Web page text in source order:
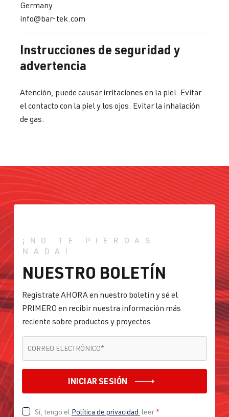
Germany
info@bar-tek.com
Instrucciones de seguridad y
advertencia
Atención, puede causar irritaciones en la piel. Evitar
el contacto con la piel y los ojos. Evitar la inhalación
de gas.
¡NO TE PIERDAS
NADA!
NUESTRO BOLETÍN
Regístrate AHORA en nuestro boletín y sé el
PRIMERO en recibir nuestra información más
reciente sobre productos y proyectos
CORREO ELECTRÓNICO*
INICIAR SESIÓN
Sí, tengo el Política de privacidad leer*